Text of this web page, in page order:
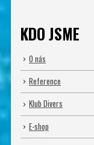
KDO JSME
O nás
Reference
Klub Divers
E-shop